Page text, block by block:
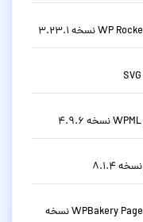
افزونه صفحه ساز و ویرایشگر دیداری WPBakery Page Builder نسخه